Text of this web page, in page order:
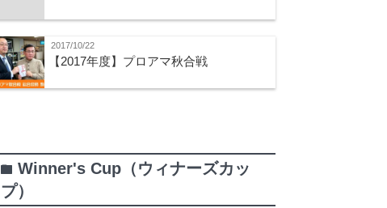
2017/10/22
【2017年度】プロアマ秋合戦
folder Winner's Cup（ウィナーズカッ
プ）